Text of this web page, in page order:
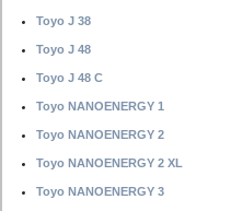
Toyo J 38
Toyo J 48
Toyo J 48 C
Toyo NANOENERGY 1
Toyo NANOENERGY 2
Toyo NANOENERGY 2 XL
Toyo NANOENERGY 3